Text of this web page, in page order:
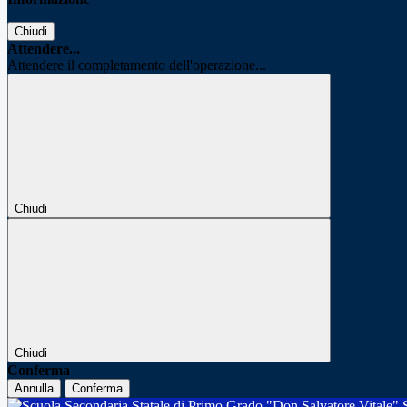
Chiudi
Attendere...
Attendere il completamento dell'operazione...
Chiudi
Chiudi
Conferma
Annulla Conferma